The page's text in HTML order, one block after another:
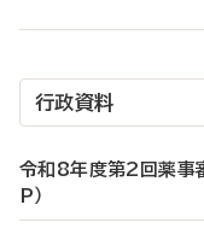
行政資料
令和8年度第2回薬事
P）